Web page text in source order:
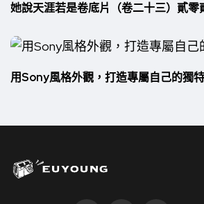
她說天涯若是卷底片（卷二十三）貳零
用Sony風格外觀，打造專屬自己的獨